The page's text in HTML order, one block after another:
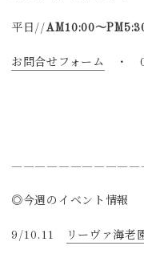
平日// AM10:00～
お問合せフォーム ・
◎今週のイベント情報
9/10.11 リーヴァ海老